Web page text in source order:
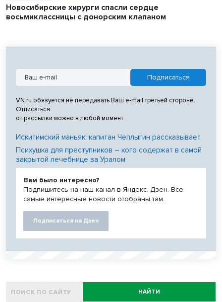
Новосибирские хирурги спасли сердце
восьмиклассницы с донорским клапаном
VN.ru обязуется не передавать Ваш e-mail третьей стороне.
Отписаться
от рассылки можно в любой момент
Искитимский маньяк: капитан Чеплыгин рассказывает
Психушка для преступников – кого содержат в самой
закрытой лечебнице за Уралом
Вам было интересно?
Подпишитесь на наш канал в Яндекс. Дзен. Все
самые интересные новости отобраны там.
Подписаться на Дзен
НАЙТИ